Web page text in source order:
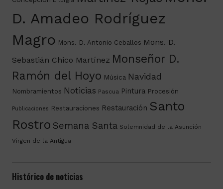
D. Amadeo Rodríguez
Magro Mons. D. Antonio Ceballos Mons. D.
Sebastián Chico Martínez Monseñor D.
Ramón del Hoyo Música Navidad
Nombramientos Noticias Pascua Pintura Procesión
Publicaciones Restauraciones Restauración Santo
Rostro Semana Santa Solemnidad de la Asunción
Virgen de la Antigua
Histórico de noticias